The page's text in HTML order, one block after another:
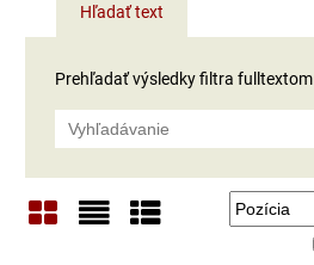
Hľadať text
Prehľadať výsledky filtra fulltextom